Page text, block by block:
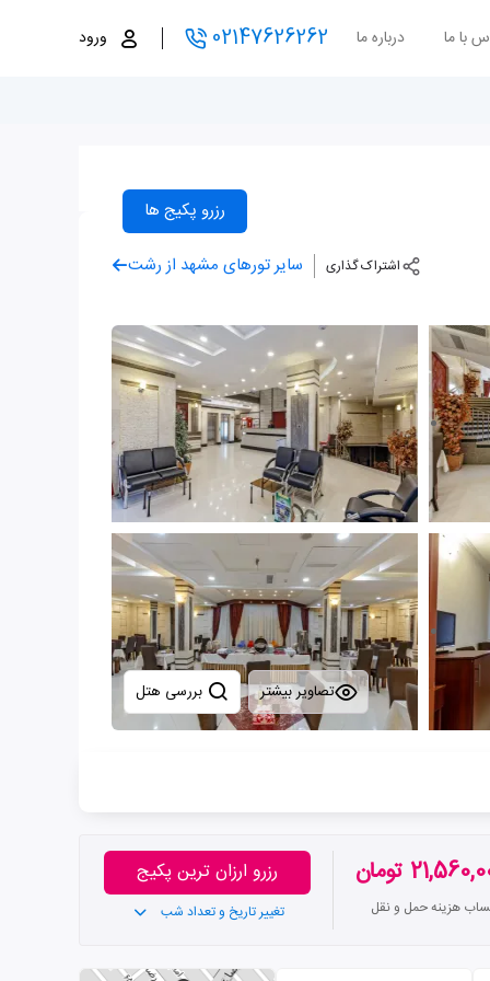
با ما درباره ما 02147626262 ورود
رزرو پکیج ها
اشتراک گذاری سایر تورهای مشهد از رشت
تصاویر بیشتر
تومان
هزینه حمل و نقل
رزرو ارزان ترین پکیج
تغییر تاریخ و تعداد شب